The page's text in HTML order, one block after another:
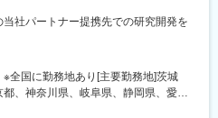
社パートナー提携先での研究開発を
全国に勤務地あり[主要勤務地]茨城
、神奈川県、岐阜県、静岡県、愛知
府、大阪府、兵庫県、広島県、福岡県※